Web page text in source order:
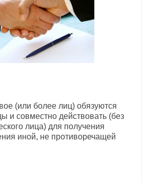
(или более лиц) обязуются
и совместно действовать (без
лица) для получения
иной, не противоречащей